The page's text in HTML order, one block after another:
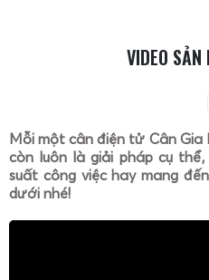
VIDEO
Mỗi một cân điện tử Cân Gia
còn luôn là giải pháp cụ
suất công việc hay mang
dưới nhé!